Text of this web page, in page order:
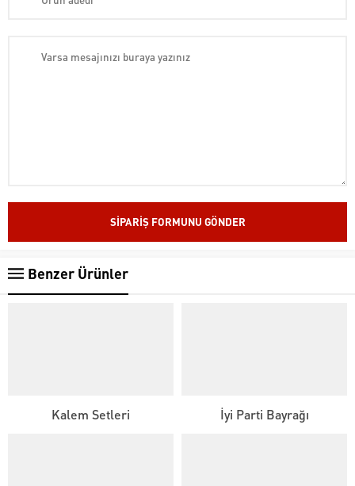
Benzer Ürünler
Kalem Setleri İyi Parti Bayrağı